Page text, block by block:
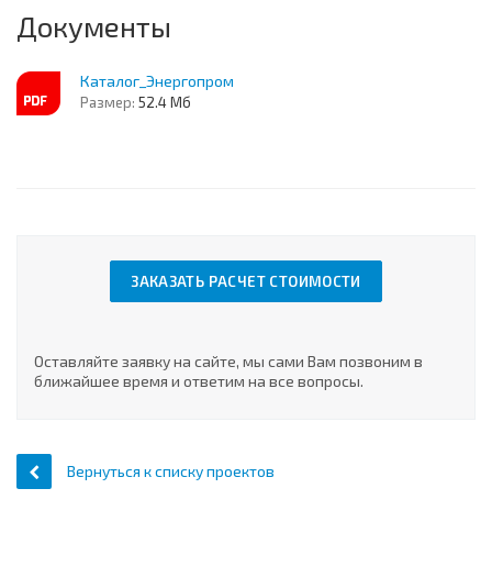
Документы
Каталог_Энергопром
Размер: 52.4 Мб
ЗАКАЗАТЬ РАСЧЕТ СТОИМОСТИ
Оставляйте заявку на сайте, мы сами Вам позвоним в
ближайшее время и ответим на все вопросы.
Вернуться к списку проектов